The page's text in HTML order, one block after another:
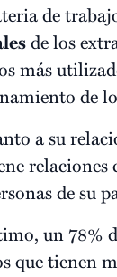
de
de los
más
de
a su
relaciones
de su
un 78%
que tienen